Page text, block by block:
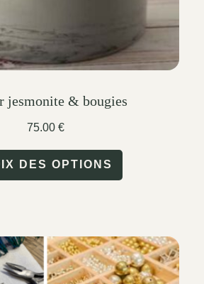
jesmonite & bougies
75.00 €
DES OPTIONS
multiple
variants.